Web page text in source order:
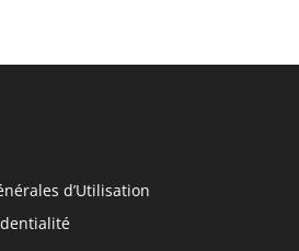
d’Utilisation